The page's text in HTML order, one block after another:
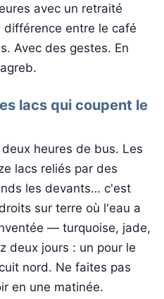
avec un retraité
entre le café
Avec des gestes. En
lacs qui coupent le
heures de bus. Les
lacs reliés par des
les devants… c'est
sur terre où l'eau a
— turquoise, jade,
deux jours : un pour le
nord. Ne faites pas
en une matinée.